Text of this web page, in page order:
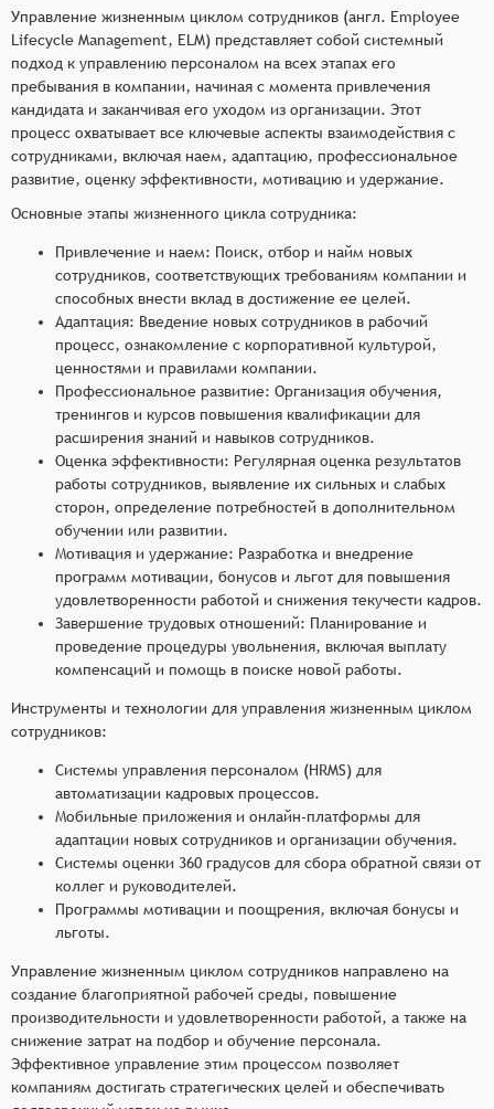
Управление жизненным циклом сотрудников (англ. Employee
Lifecycle Management, ELM) представляет собой системный
подход к управлению персоналом на всех этапах его
пребывания в компании, начиная с момента привлечения
кандидата и заканчивая его уходом из организации. Этот
процесс охватывает все ключевые аспекты взаимодействия с
сотрудниками, включая наем, адаптацию, профессиональное
развитие, оценку эффективности, мотивацию и удержание.
Основные этапы жизненного цикла сотрудника:
Привлечение и наем: Поиск, отбор и найм новых
сотрудников, соответствующих требованиям компании и
способных внести вклад в достижение ее целей.
Адаптация: Введение новых сотрудников в рабочий
процесс, ознакомление с корпоративной культурой,
ценностями и правилами компании.
Профессиональное развитие: Организация обучения,
тренингов и курсов повышения квалификации для
расширения знаний и навыков сотрудников.
Оценка эффективности: Регулярная оценка результатов
работы сотрудников, выявление их сильных и слабых
сторон, определение потребностей в дополнительном
обучении или развитии.
Мотивация и удержание: Разработка и внедрение
программ мотивации, бонусов и льгот для повышения
удовлетворенности работой и снижения текучести кадров.
Завершение трудовых отношений: Планирование и
проведение процедуры увольнения, включая выплату
компенсаций и помощь в поиске новой работы.
Инструменты и технологии для управления жизненным циклом
сотрудников:
Системы управления персоналом (HRMS) для
автоматизации кадровых процессов.
Мобильные приложения и онлайн-платформы для
адаптации новых сотрудников и организации обучения.
Системы оценки 360 градусов для сбора обратной связи от
коллег и руководителей.
Программы мотивации и поощрения, включая бонусы и
льготы.
Управление жизненным циклом сотрудников направлено на
создание благоприятной рабочей среды, повышение
производительности и удовлетворенности работой, а также на
снижение затрат на подбор и обучение персонала.
Эффективное управление этим процессом позволяет
компаниям достигать стратегических целей и обеспечивать